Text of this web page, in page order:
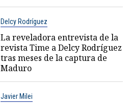
Delcy Rodríguez
La reveladora entrevista de la
revista Time a Delcy Rodríguez
tras meses de la captura de
Maduro
Javier Milei